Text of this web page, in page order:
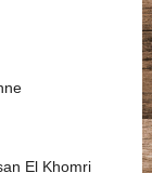
El Khomri